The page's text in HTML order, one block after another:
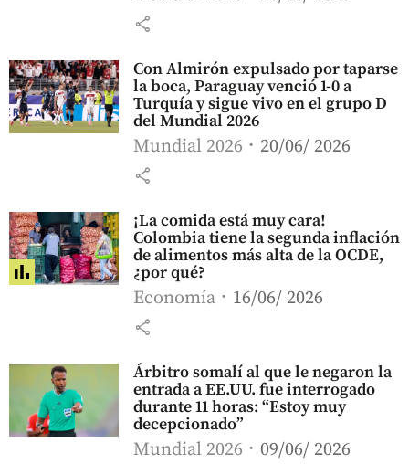
share
Con Almirón expulsado por taparse
la boca, Paraguay venció 1-0 a
Turquía y sigue vivo en el grupo D
del Mundial 2026
Mundial 2026 20/06/ 2026
share
¡La comida está muy cara!
Colombia tiene la segunda inflación
de alimentos más alta de la OCDE,
¿por qué?
Economía 16/06/ 2026
share
Árbitro somalí al que le negaron la
entrada a EE.UU. fue interrogado
durante 11 horas: “Estoy muy
decepcionado”
Mundial 2026 09/06/ 2026